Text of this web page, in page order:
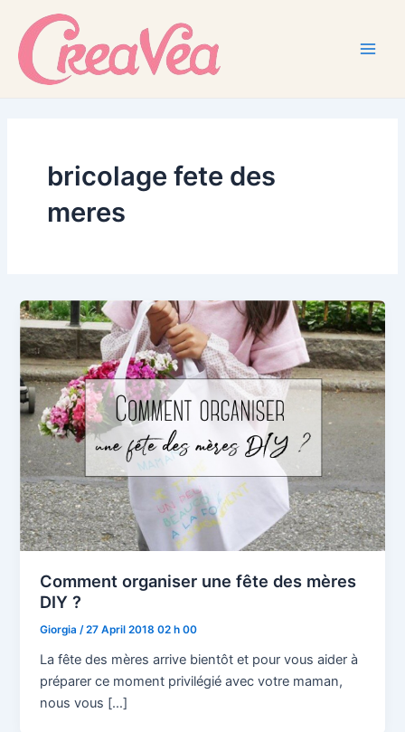
content
bricolage fete des
meres
Comment organiser une fête des mères
DIY ?
Giorgia /27 April 2018 02 h 00
La fête des mères arrive bientôt et pour vous aider à
préparer ce moment privilégié avec votre maman,
nous vous […]